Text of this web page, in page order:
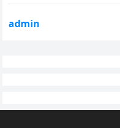
admin